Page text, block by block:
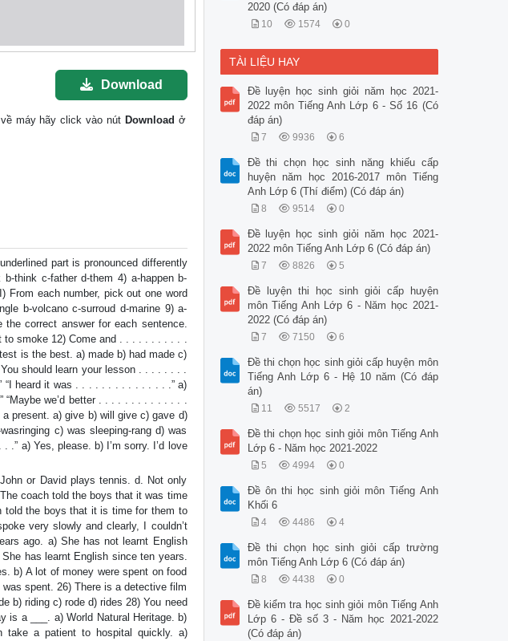
Download
máy hãy click vào nút Download ở
part is pronounced differently
think c-father d-them 4) a-happen b-
From each number, pick out one word
b-volcano c-surroud d-marine 9) a-
the correct answer for each sentence.
to smoke 12) Come and . . . . . . . . . . .
is the best. a) made b) had made c)
should learn your lesson . . . . . . . .
“I heard it was . . . . . . . . . . . . . . .” a)
“Maybe we’d better . . . . . . . . . . . . . .
present. a) give b) will give c) gave d)
c) was sleeping-rang d) was
a) Yes, please. b) I’m sorry. I’d love
or David plays tennis. d. Not only
coach told the boys that it was time
told the boys that it is time for them to
very slowly and clearly, I couldn’t
ago. a) She has not learnt English
has learnt English since ten years.
b) A lot of money were spent on food
spent. 26) There is a detective film
b) riding c) rode d) rides 28) You need
is a ___. a) World Natural Heritage. b)
take a patient to hospital quickly. a)
2020 (Có đáp án)
10 1574 0
TÀI LIỆU HAY
Đề luyện học sinh giỏi năm học 2021-
2022 môn Tiếng Anh Lớp 6 - Số 16 (Có
đáp án)
7 9936 6
Đề thi chọn học sinh năng khiếu cấp
huyện năm học 2016-2017 môn Tiếng
Anh Lớp 6 (Thí điểm) (Có đáp án)
8 9514 0
Đề luyện học sinh giỏi năm học 2021-
2022 môn Tiếng Anh Lớp 6 (Có đáp án)
7 8826 5
Đề luyện thi học sinh giỏi cấp huyện
môn Tiếng Anh Lớp 6 - Năm học 2021-
2022 (Có đáp án)
7 7150 6
Đề thi chọn học sinh giỏi cấp huyện môn
Tiếng Anh Lớp 6 - Hệ 10 năm (Có đáp
án)
11 5517 2
Đề thi chọn học sinh giỏi môn Tiếng Anh
Lớp 6 - Năm học 2021-2022
5 4994 0
Đề ôn thi học sinh giỏi môn Tiếng Anh
Khối 6
4 4486 4
Đề thi chọn học sinh giỏi cấp trường
môn Tiếng Anh Lớp 6 (Có đáp án)
8 4438 0
Đề kiểm tra học sinh giỏi môn Tiếng Anh
Lớp 6 - Đề số 3 - Năm học 2021-2022
(Có đáp án)